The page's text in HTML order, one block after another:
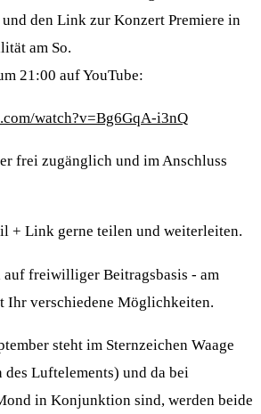
den Link zur Konzert Premiere in
am So.
21:00 auf YouTube:
watch?v=Bg6GqA-i3nQ
frei zugänglich und im Anschluss
+ Link gerne teilen und weiterleiten.
freiwilliger Beitragsbasis - am
Ihr verschiedene Möglichkeiten.
steht im Sternzeichen Waage
des Luftelements) und da bei
in Konjunktion sind, werden beide